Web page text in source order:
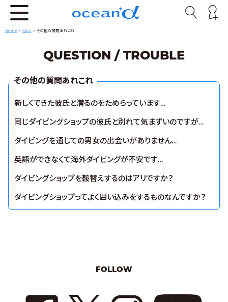
Home > Q&A > その他の質問あれこれ
QUESTION / TROUBLE
その他の質問あれこれ
新しくできた彼氏と潜るのをためらっています…
同じダイビングショップの彼氏と別れて気まずいのですが…
ダイビングを通じての男女の出会いがありません…
英語ができなくて海外ダイビングが不安です…
ダイビングショップを鞍替えするのはアリですか？
ダイビングショップってよく囲い込みをするものなんですか？
FOLLOW